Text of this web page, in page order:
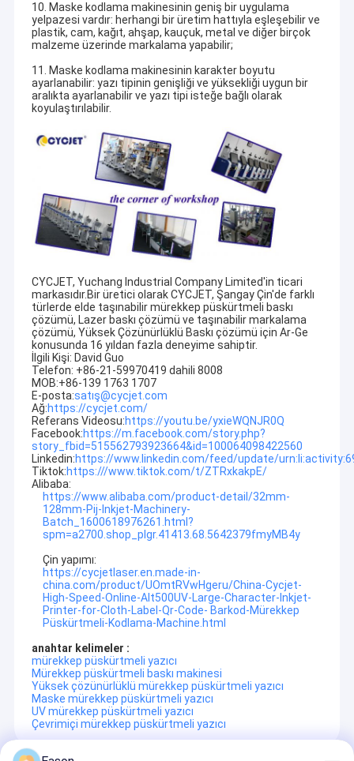
Ev
Ürün:% s
Hakkımızda
Fabrika turu
Kalite kontrol
Bizimle iletişime geçin
Bir teklif isteği
El Tipi Mürekkep Püskürtmeli Yazıcı
Endüstriyel Mürekkep Püskürtmeli Yazıcı
Lazer İşaretleme Makinesi
Kodlama Ve Markalama Makinası
10. Maske kodlama makinesinin geniş bir uygulama
yelpazesi vardır: herhangi bir üretim hattıyla eşleşebilir ve
plastik, cam, kağıt, ahşap, kauçuk, metal ve diğer birçok
malzeme üzerinde markalama yapabilir;
11. Maske kodlama makinesinin karakter boyutu
ayarlanabilir: yazı tipinin genişliği ve yüksekliği uygun bir
aralıkta ayarlanabilir ve yazı tipi isteğe bağlı olarak
koyulaştırılabilir.
CYCJET, Yuchang Industrial Company Limited'in ticari
markasıdır.Bir üretici olarak CYCJET, Şangay Çin'de farklı
türlerde elde taşınabilir mürekkep püskürtmeli baskı
çözümü, Lazer baskı çözümü ve taşınabilir markalama
çözümü, Yüksek Çözünürlüklü Baskı çözümü için Ar-Ge
konusunda 16 yıldan fazla deneyime sahiptir.
İlgili Kişi: David Guo
Telefon: +86-21-59970419 dahili 8008
MOB:+86-139 1763 1707
E-posta:satış@cycjet.com
Ağ:https://cycjet.com/
Referans Videosu:https://youtu.be/yxieWQNJR0Q
Facebook:https://m.facebook.com/story.php?
story_fbid=515562793923664&id=100064098422560
Linkedin:https://www.linkedin.com/feed/update/
Tiktok:https:///www.tiktok.com/t/ZTRxkakpE/
Alibaba:
https://www.alibaba.com/product-detail/32mm-
128mm-Pij-Inkjet-Machinery-
Batch_1600618976261.html?
spm=a2700.shop_plgr.41413.68.5642379fmyMB4y
Çin yapımı:
https://cycjetlaser.en.made-in-
china.com/product/UOmtRVwHgeru/China-Cycjet-
High-Speed-Online-Alt500UV-Large-Character-Inkjet-
Printer-for-Cloth-Label-Qr-Code- Barkod-Mürekkep
Püskürtmeli-Kodlama-Machine.html
anahtar kelimeler :
mürekkep püskürtmeli yazıcı
Mürekkep püskürtmeli baskı makinesi
Yüksek çözünürlüklü mürekkep püskürtmeli yazıcı
Maske mürekkep püskürtmeli yazıcı
UV mürekkep püskürtmeli yazıcı
Çevrimiçi mürekkep püskürtmeli yazıcı
SHANGHAI YUCHANG ENDÜSTRİYEL CO., LTD
anılırCYCJET--- Profesyonel el tipi mürekkep püskürtmeli yazıcı
ve Şanghay, Çin'de bulunan taşınabilir markalama çözümü
üreticisi.
CYCJET